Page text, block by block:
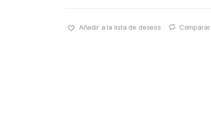
Añadir a la lista de deseos Comparar